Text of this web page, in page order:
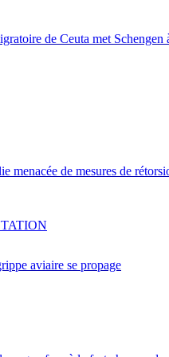
de Ceuta met Schengen
menacée de mesures de
aviaire se propage